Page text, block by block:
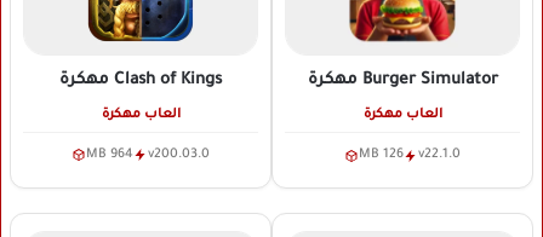
Burger Simulator مهكرة
العاب مهكرة
v22.1.0
126 MB
Clash of Kings مهكرة
العاب مهكرة
v200.03.0
964 MB